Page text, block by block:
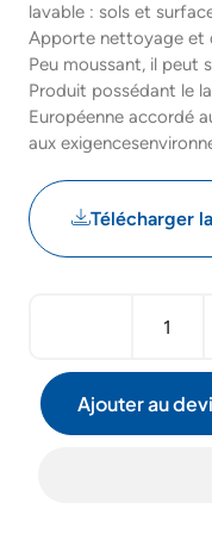
lavable : sols et
Apporte nettoyage et
Peu moussant, il peut
Produit possédant le
Européenne accordé
aux
Télécharger
Ajouter au